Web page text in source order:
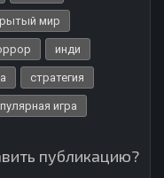
мир
инди
стратегия
игра
публикацию?